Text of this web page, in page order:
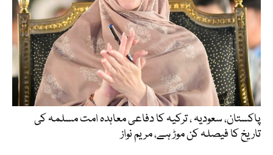
پاکستان، سعودیہ ، ترکیہ کا دفاعی معاہدہ امت مسلمہ کی
تاریخ کا فیصلہ کن موڑ ہے، مریم نواز